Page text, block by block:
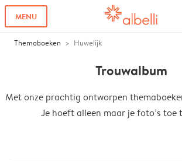
MENU
Themaboeken Huwelijk
Trouwalbum
Met onze prachtig ontworpen
Je hoeft alleen maar je foto’s toe